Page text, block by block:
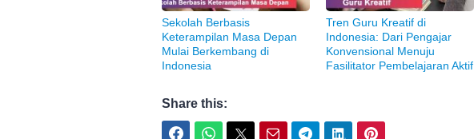
Sekolah Berbasis
Keterampilan Masa Depan
Mulai Berkembang di
Indonesia
Tren Guru Kreatif di
Indonesia: Dari Pengajar
Konvensional Menuju
Fasilitator Pembelajaran Aktif
Share this: